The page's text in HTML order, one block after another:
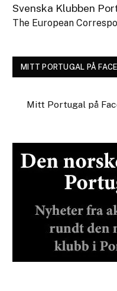
Svenska Klubben
The European
MITT PORTUGAL PÅ
Mitt Portugal på